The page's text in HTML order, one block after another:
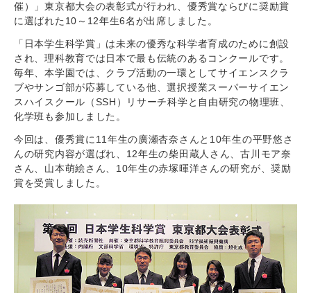
催）」東京都大会の表彰式が行われ、優秀賞ならびに奨励賞
に選ばれた10～12年生6名が出席しました。
「日本学生科学賞」は未来の優秀な科学者育成のために創設
され、理科教育では日本で最も伝統のあるコンクールです。
毎年、本学園では、クラブ活動の一環としてサイエンスクラ
ブやサンゴ部が応募している他、選択授業スーパーサイエン
スハイスクール（SSH）リサーチ科学と自由研究の物理班、
化学班も参加しました。
今回は、優秀賞に11年生の廣瀬杏奈さんと10年生の平野悠さ
んの研究内容が選ばれ、12年生の柴田蔵人さん、古川モア奈
さん、山本萌絵さん、10年生の赤塚暉洋さんの研究が、奨励
賞を受賞しました。